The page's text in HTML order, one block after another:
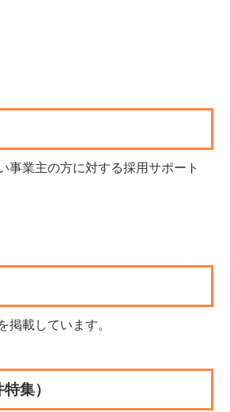
事業主の方に対する採用サポート
載しています。
集）